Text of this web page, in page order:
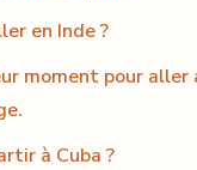
en Inde ?
moment pour aller
à Cuba ?